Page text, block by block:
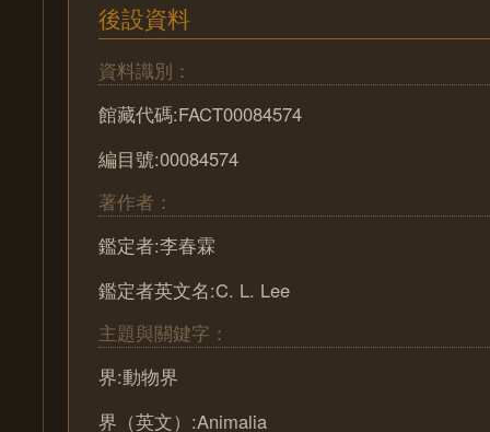
後設資料
資料識別：
館藏代碼:FACT00084574
編目號:00084574
著作者：
鑑定者:李春霖
鑑定者英文名:C. L. Lee
主題與關鍵字：
界:動物界
界（英文）:Animalia